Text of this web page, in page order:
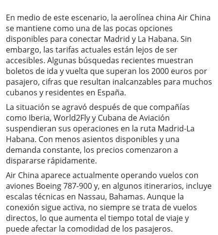
En medio de este escenario, la aerolínea china Air China
se mantiene como una de las pocas opciones
disponibles para conectar Madrid y La Habana. Sin
embargo, las tarifas actuales están lejos de ser
accesibles. Algunas búsquedas recientes muestran
boletos de ida y vuelta que superan los 2000 euros por
pasajero, cifras que resultan inalcanzables para muchos
cubanos y residentes en España.
La situación se agravó después de que compañías
como Iberia, World2Fly y Cubana de Aviación
suspendieran sus operaciones en la ruta Madrid-La
Habana. Con menos asientos disponibles y una
demanda constante, los precios comenzaron a
dispararse rápidamente.
Air China aparece actualmente operando vuelos con
aviones Boeing 787-900 y, en algunos itinerarios, incluye
escalas técnicas en Nassau, Bahamas. Aunque la
conexión sigue activa, no siempre se trata de vuelos
directos, lo que aumenta el tiempo total de viaje y
puede afectar la comodidad de los pasajeros.